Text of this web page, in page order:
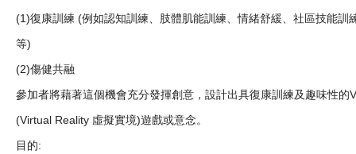
(1)復康訓練 (例如認知訓練、肢體肌能訓練、情緒舒緩、社區技能訓
等)
(2)傷健共融
參加者將藉著這個機會充分發揮創意，設計出具復康訓練及趣味性的
(Virtual Reality 虛擬實境)遊戲或意念。
目的: